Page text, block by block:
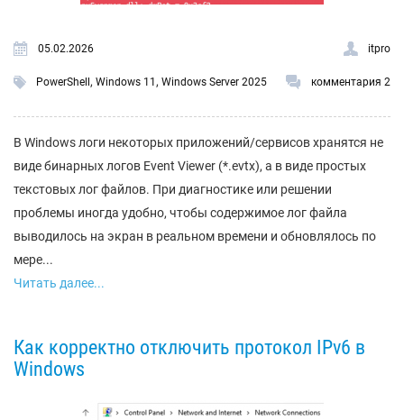
05.02.2026 itpro
PowerShell , Windows 11 , Windows Server 2025 комментария 2
В Windows логи некоторых приложений/сервисов хранятся не
виде бинарных логов Event Viewer (*.evtx), а в виде простых
текстовых лог файлов. При диагностике или решении
проблемы иногда удобно, чтобы содержимое лог файла
выводилось на экран в реальном времени и обновлялось по
мере...
Читать далее...
Как корректно отключить протокол IPv6 в
Windows